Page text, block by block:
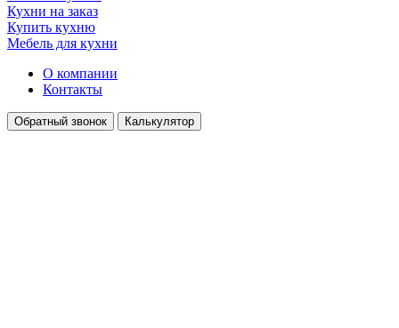
Кухни на заказ
Купить кухню
Мебель для кухни
О компании
Контакты
Обратный звонок Калькулятор